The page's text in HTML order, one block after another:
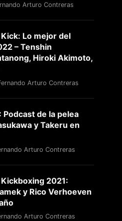
Arturo Contreras
Lo mejor del
– Tenshin
Hiroki Akimoto,
Arturo Contreras
de la pelea
y Takeru en
Arturo Contreras
2021:
y Rico Verhoeven
Arturo Contreras